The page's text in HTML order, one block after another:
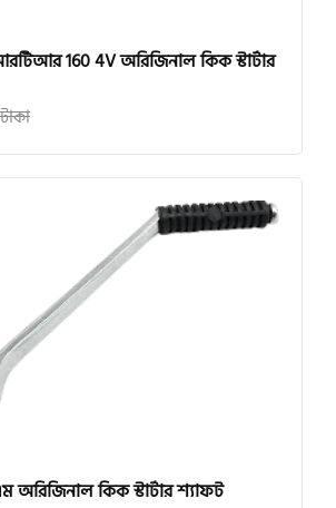
160 4V অরিজিনাল কিক স্টার্টার
অরিজিনাল কিক স্টার্টার শ্যাফট